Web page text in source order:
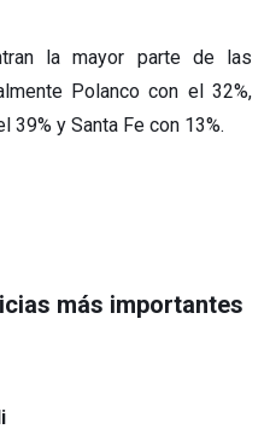
la mayor parte de las
Polanco con el 32%,
y Santa Fe con 13%.
más importantes